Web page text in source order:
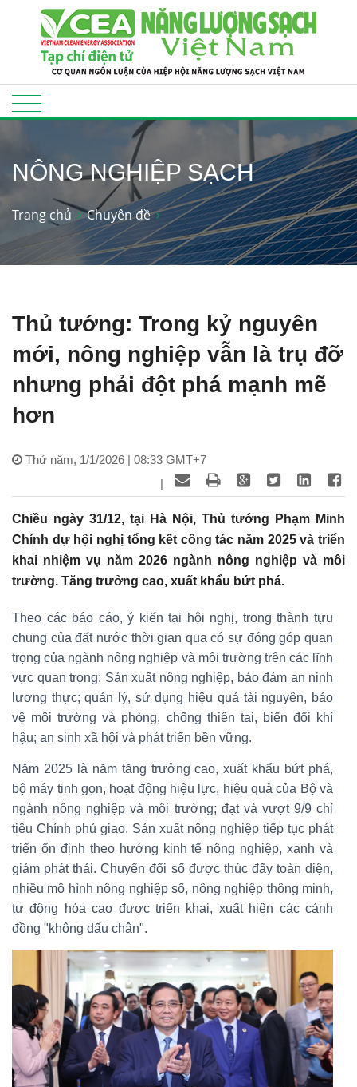
NÔNG NGHIỆP SẠCH
Trang chủ Chuyên đề
Thủ tướng: Trong kỷ nguyên
mới, nông nghiệp vẫn là trụ đỡ
nhưng phải đột phá mạnh mẽ
hơn
Thứ năm, 1/1/2026 | 08:33 GMT+7
|
Chiều ngày 31/12, tại Hà Nội, Thủ tướng Phạm Minh
Chính dự hội nghị tổng kết công tác năm 2025 và triển
khai nhiệm vụ năm 2026 ngành nông nghiệp và môi
trường. Tăng trưởng cao, xuất khẩu bứt phá.
Theo các báo cáo, ý kiến tại hội nghị, trong thành tựu
chung của đất nước thời gian qua có sự đóng góp quan
trọng của ngành nông nghiệp và môi trường trên các lĩnh
vực quan trọng: Sản xuất nông nghiệp, bảo đảm an ninh
lương thực; quản lý, sử dụng hiệu quả tài nguyên, bảo
vệ môi trường và phòng, chống thiên tai, biến đổi khí
hậu; an sinh xã hội và phát triển bền vững.
Năm 2025 là năm tăng trưởng cao, xuất khẩu bứt phá,
bộ máy tinh gọn, hoạt động hiệu lực, hiệu quả của Bộ và
ngành nông nghiệp và môi trường; đạt và vượt 9/9 chỉ
tiêu Chính phủ giao. Sản xuất nông nghiệp tiếp tục phát
triển ổn định theo hướng kinh tế nông nghiệp, xanh và
giảm phát thải. Chuyển đổi số được thúc đẩy toàn diện,
nhiều mô hình nông nghiệp số, nông nghiệp thông minh,
tự động hóa cao được triển khai, xuất hiện các cánh
đồng "không dấu chân".